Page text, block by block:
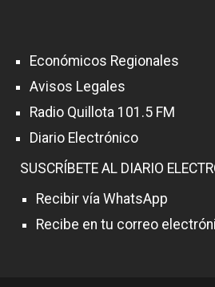
Económicos Regionales
Avisos Legales
Radio Quillota 101.5 FM
Diario Electrónico
SUSCRÍBETE AL DIARIO
Recibir vía WhatsApp
Recibe en tu correo